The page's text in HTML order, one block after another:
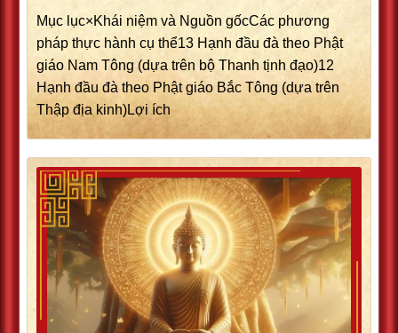
Mục lục×Khái niệm và Nguồn gốcCác phương
pháp thực hành cụ thể13 Hạnh đầu đà theo Phật
giáo Nam Tông (dựa trên bộ Thanh tịnh đạo)12
Hạnh đầu đà theo Phật giáo Bắc Tông (dựa trên
Thập địa kinh)Lợi ích